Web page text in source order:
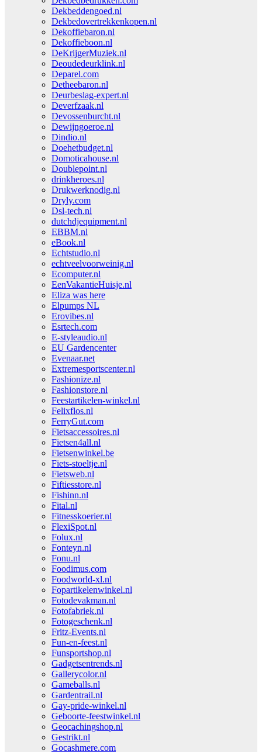
Dekbeddengoed.nl
Dekbedovertrekkenkopen.nl
Dekoffiebaron.nl
Dekoffieboon.nl
DeKrijgerMuziek.nl
Deoudedeurklink.nl
Deparel.com
Detheebaron.nl
Deurbeslag-expert.nl
Deverfzaak.nl
Devossenburcht.nl
Dewijngoeroe.nl
Dindio.nl
Doehetbudget.nl
Domoticahouse.nl
Doublepoint.nl
drinkheroes.nl
Drukwerknodig.nl
Dryly.com
Dsl-tech.nl
dutchdjequipment.nl
EBBM.nl
eBook.nl
Echtstudio.nl
echtveelvoorweinig.nl
Ecomputer.nl
EenVakantieHuisje.nl
Eliza was here
Elpumps NL
Erovibes.nl
Esrtech.com
E-styleaudio.nl
EU Gardencenter
Evenaar.net
Extremesportscenter.nl
Fashionize.nl
Fashionstore.nl
Feestartikelen-winkel.nl
Felixflos.nl
FerryGut.com
Fietsaccessoires.nl
Fietsen4all.nl
Fietsenwinkel.be
Fiets-stoeltje.nl
Fietsweb.nl
Fiftiesstore.nl
Fishinn.nl
Fital.nl
Fitnesskoerier.nl
FlexiSpot.nl
Folux.nl
Fonteyn.nl
Fonu.nl
Foodimus.com
Foodworld-xl.nl
Fopartikelenwinkel.nl
Fotodevakman.nl
Fotofabriek.nl
Fotogeschenk.nl
Fritz-Events.nl
Fun-en-feest.nl
Funsportshop.nl
Gadgetsentrends.nl
Gallerycolor.nl
Gameballs.nl
Gardentrail.nl
Gay-pride-winkel.nl
Geboorte-feestwinkel.nl
Geocachingshop.nl
Gestrikt.nl
Gocashmere.com